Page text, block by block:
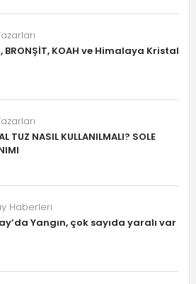
BRONŞİT, KOAH ve Himalaya Kristal
TUZ NASIL KULLANILMALI? SOLE
Haberleri
Yangın, çok sayıda yaralı var